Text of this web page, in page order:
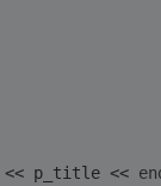
<< p_title <<